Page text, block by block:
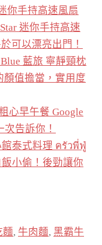
你手持高速風扇
迷你手持高速
可以漂亮出門！
藍旅 寧靜頸枕
顏值擔當，實用度
心早午餐 Google
告訴你！
館泰式料理 ครัวพี่ฟู่
小偷！後勁讓你
麵, 牛肉麵, 黑霸牛